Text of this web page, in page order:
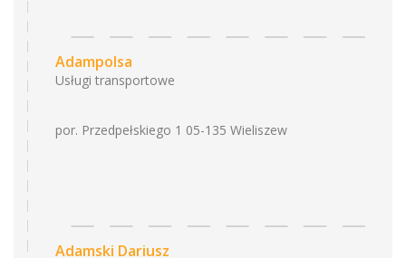
Adampolsa
Usługi transportowe
por. Przedpełskiego 1 05-135 Wieliszew
Adamski Dariusz